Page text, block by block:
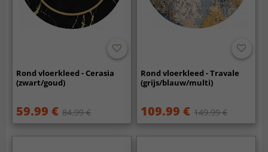
Rond vloerkleed - Cerasia
(zwart/goud)
59.99 € 84.99 €
Rond vloerkleed - Travale
(grijs/blauw/multi)
109.99 € 149.99 €